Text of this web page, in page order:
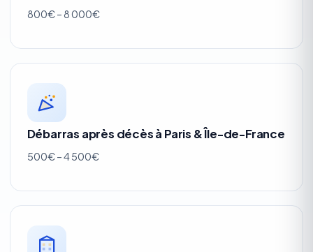
800€ – 8 000€
Débarras après décès à Paris & Île-de-France
500€ – 4 500€